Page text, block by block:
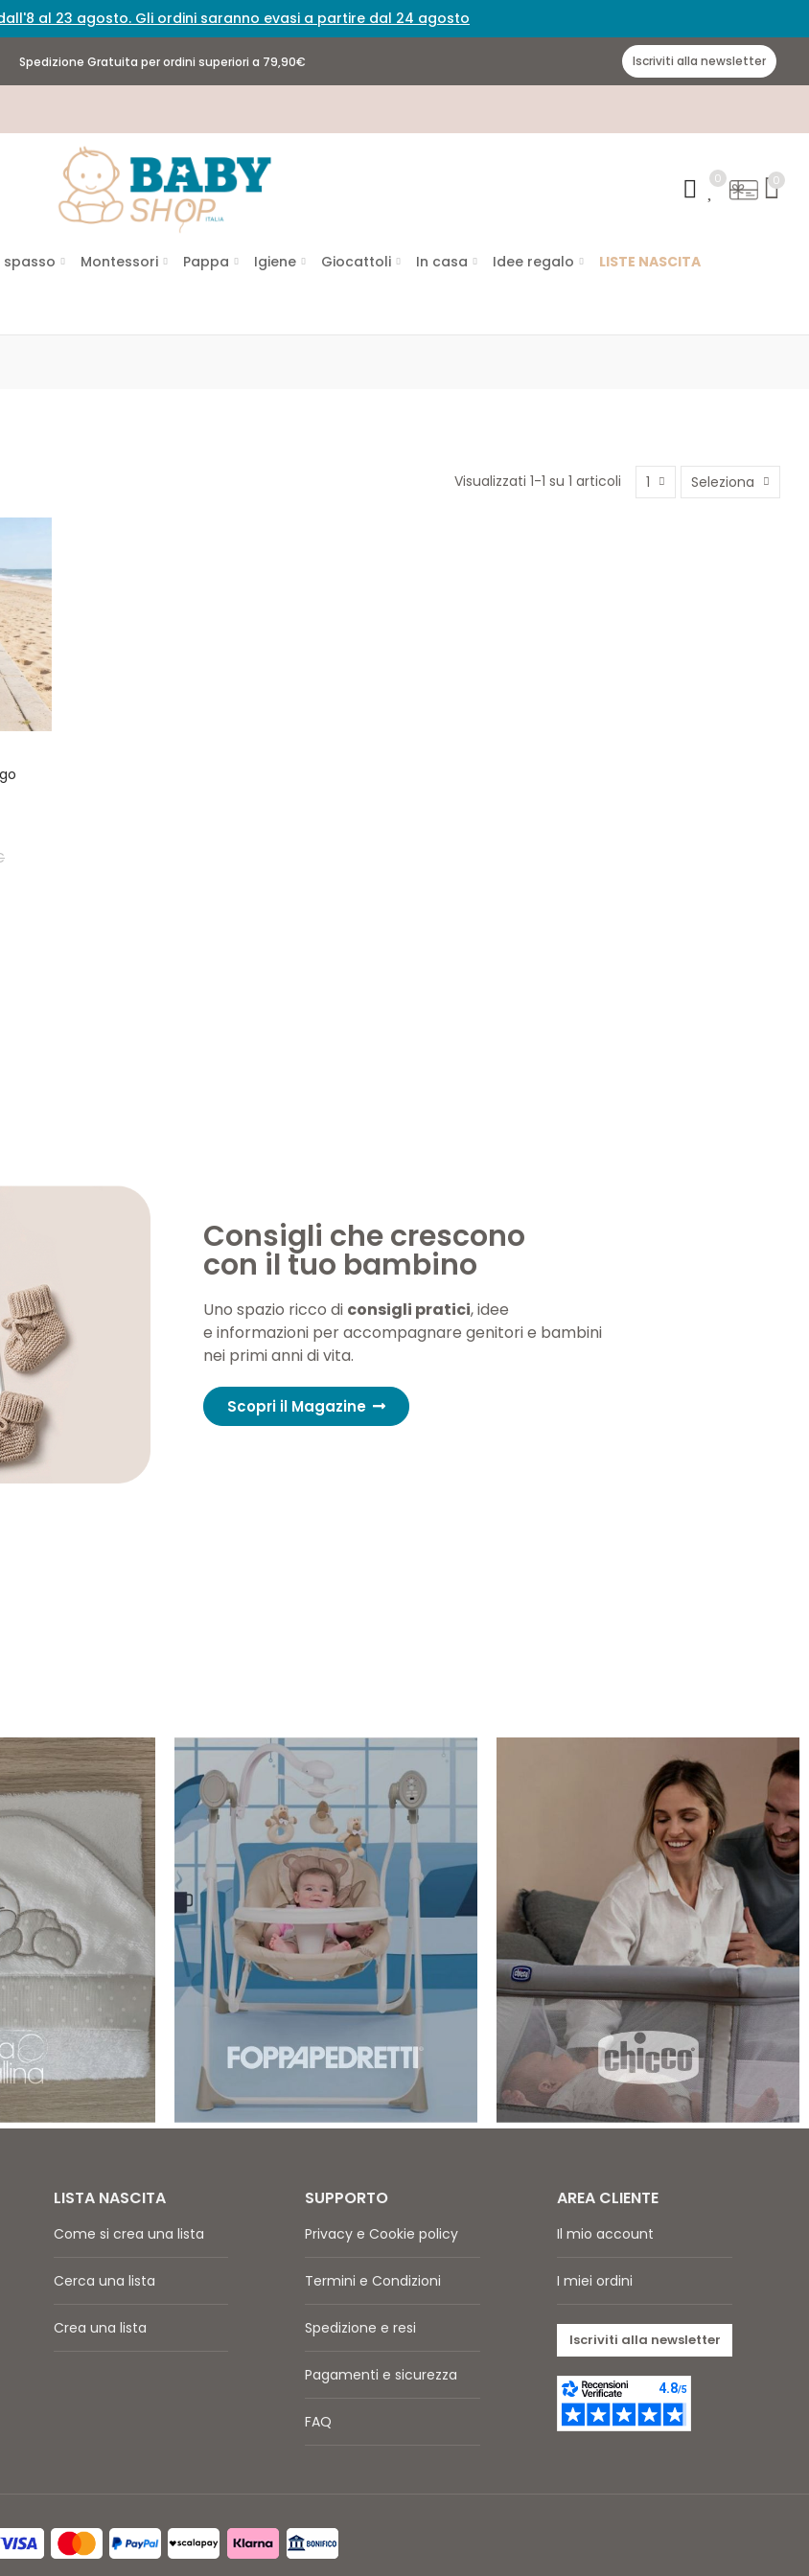
al 23 agosto. Gli ordini saranno evasi a partire dal 24 agosto
Spedizione Gratuita per ordini superiori a 79,90€ Iscriviti alla newsletter
0 0
spasso Montessori Pappa Igiene Giocattoli In casa Idee regalo LISTE NASCITA
Visualizzati 1-1 su 1 articoli 1 Seleziona
Consigli che crescono
con il tuo bambino
Uno spazio ricco di consigli pratici, idee
e informazioni per accompagnare genitori e bambini
nei primi anni di vita.
Scopri il Magazine
LISTA NASCITA
Come si crea una lista
Cerca una lista
Crea una lista
SUPPORTO
Privacy e Cookie policy
Termini e Condizioni
Spedizione e resi
Pagamenti e sicurezza
FAQ
AREA CLIENTE
Il mio account
I miei ordini
Iscriviti alla newsletter